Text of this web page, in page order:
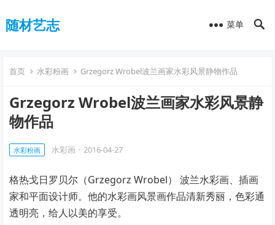
随材艺志 菜单
首页 水彩粉画 Grzegorz Wrobel波兰画家水彩风景静物作品
Grzegorz Wrobel波兰画家水彩风景静
物作品
水彩粉画 水彩画 · 2016-04-27
格热戈日罗贝尔（Grzegorz Wrobel） 波兰水彩画、插画
家和平面设计师。他的水彩画风景画作品清新秀丽，色彩通
透明亮，给人以美的享受。